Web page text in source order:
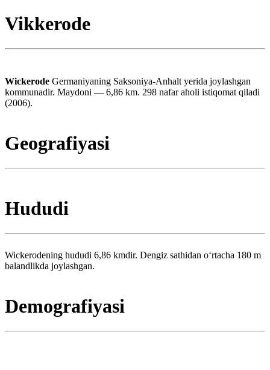
Vikkerode
Wickerode Germaniyaning Saksoniya-Anhalt yerida joylashgan
kommunadir. Maydoni — 6,86 km. 298 nafar aholi istiqomat qiladi
(2006).
Geografiyasi
Hududi
Wickerodening hududi 6,86 kmdir. Dengiz sathidan oʻrtacha 180 m
balandlikda joylashgan.
Demografiyasi